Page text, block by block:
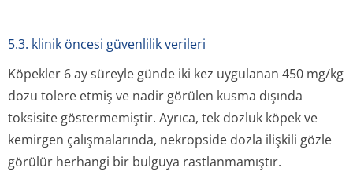
5.3. klinik öncesi güvenlilik verileri
Köpekler 6 ay süreyle günde iki kez uygulanan 450 mg/kg
dozu tolere etmiş ve nadir görülen kusma dışında
toksisite göstermemiştir. Ayrıca, tek dozluk köpek ve
kemirgen çalışmalarında, nekropside dozla ilişkili gözle
görülür herhangi bir bulguya rastlanmamıştır.